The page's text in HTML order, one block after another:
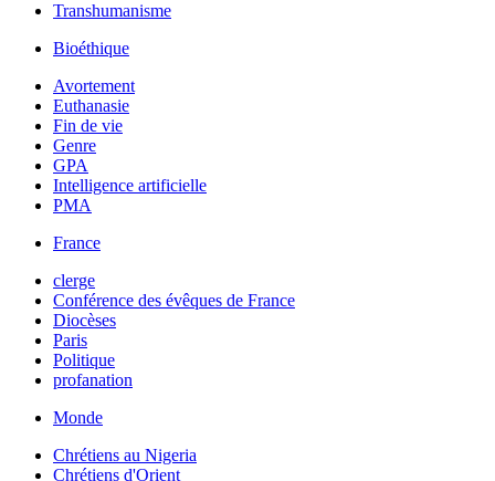
Transhumanisme
Bioéthique
Avortement
Euthanasie
Fin de vie
Genre
GPA
Intelligence artificielle
PMA
France
clerge
Conférence des évêques de France
Diocèses
Paris
Politique
profanation
Monde
Chrétiens au Nigeria
Chrétiens d'Orient